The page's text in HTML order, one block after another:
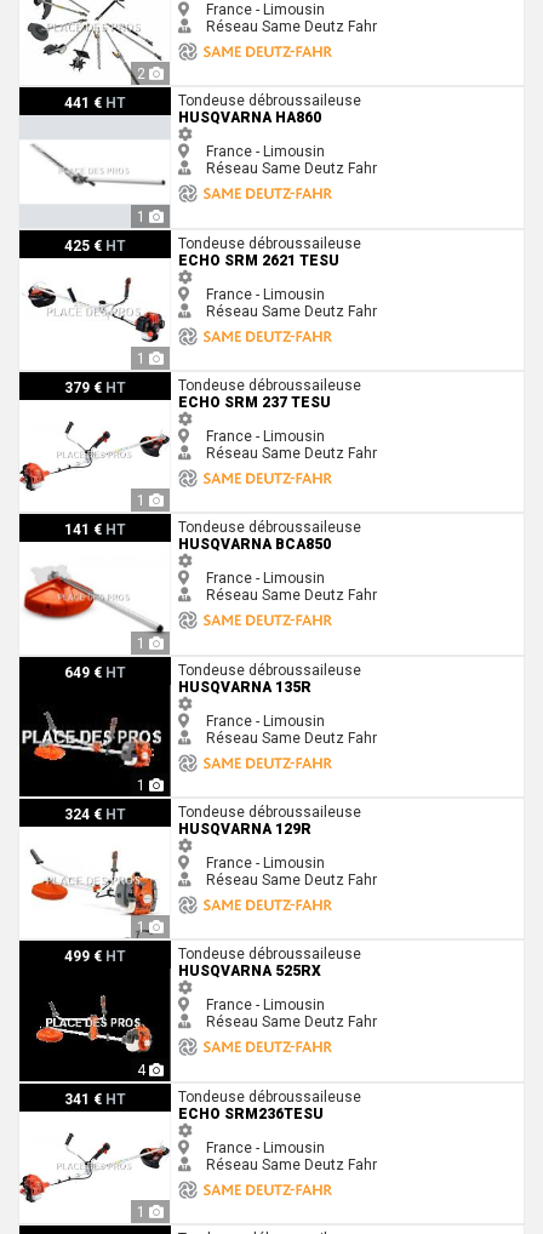
2
France - Limousin
Réseau Same Deutz Fahr
441 € HT
1
Husqvarna HA860
Tondeuse débroussaileuse
HUSQVARNA HA860
France - Limousin
Réseau Same Deutz Fahr
425 € HT
1
Echo SRM 2621 TESU
Tondeuse débroussaileuse
ECHO SRM 2621 TESU
France - Limousin
Réseau Same Deutz Fahr
379 € HT
1
Echo SRM 237 TESU
Tondeuse débroussaileuse
ECHO SRM 237 TESU
France - Limousin
Réseau Same Deutz Fahr
141 € HT
1
Husqvarna BCA850
Tondeuse débroussaileuse
HUSQVARNA BCA850
France - Limousin
Réseau Same Deutz Fahr
649 € HT
1
Husqvarna 135R
Tondeuse débroussaileuse
HUSQVARNA 135R
France - Limousin
Réseau Same Deutz Fahr
324 € HT
1
Husqvarna 129R
Tondeuse débroussaileuse
HUSQVARNA 129R
France - Limousin
Réseau Same Deutz Fahr
499 € HT
4
Husqvarna 525RX
Tondeuse débroussaileuse
HUSQVARNA 525RX
France - Limousin
Réseau Same Deutz Fahr
341 € HT
1
Echo SRM236TESU
Tondeuse débroussaileuse
ECHO SRM236TESU
France - Limousin
Réseau Same Deutz Fahr